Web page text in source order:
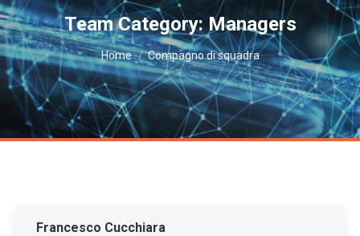
Team Category:Managers
Tu sei qui:
Home Compagno di squadra
Francesco Cucchiara